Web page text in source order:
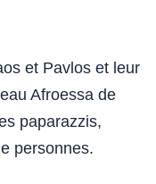
et Pavlos et leur
Afroessa de
paparazzis,
personnes.